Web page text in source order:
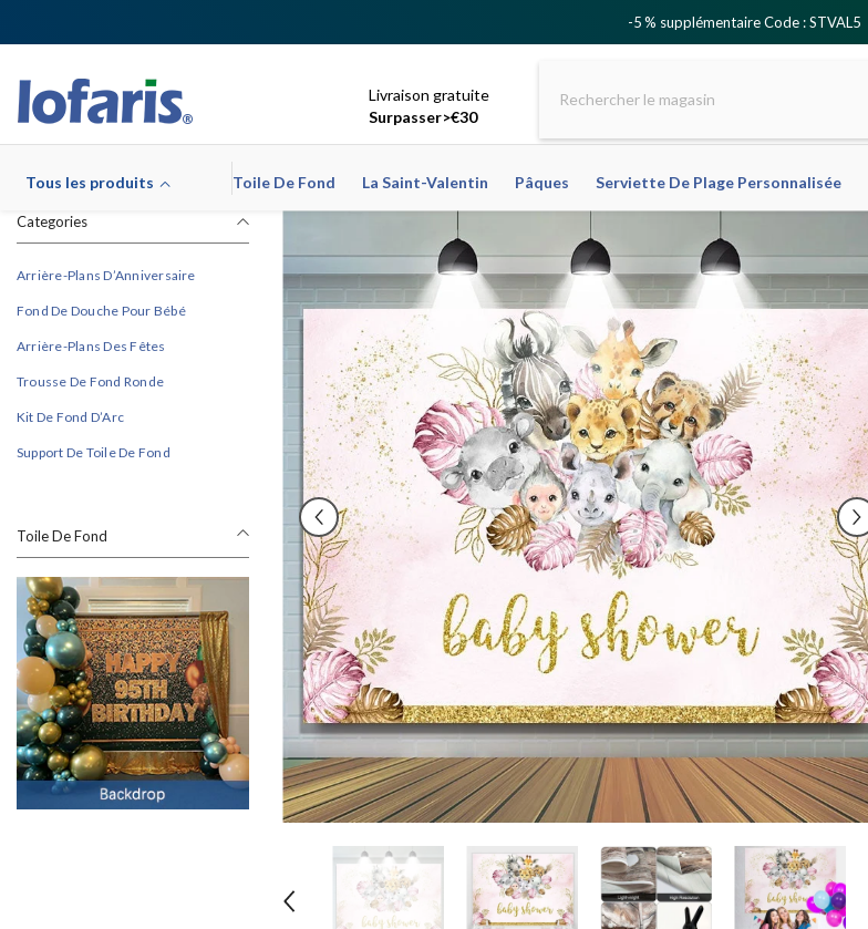
-5 % supplémentaire Code : STVAL5
Livraison gratuite
Surpasser>€30
Tous les produits Toile De Fond La Saint-Valentin Pâques Serviette De Plage Personnalisée
Categories
Arrière-Plans D’Anniversaire
Fond De Douche Pour Bébé
Arrière-Plans Des Fêtes
Trousse De Fond Ronde
Kit De Fond D’Arc
Support De Toile De Fond
Toile De Fond